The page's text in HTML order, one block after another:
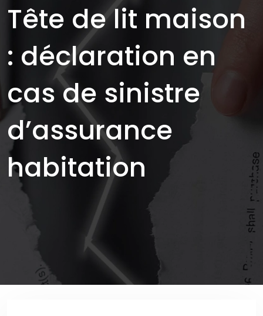
Tête de lit maison
: déclaration en
cas de sinistre
d’assurance
habitation